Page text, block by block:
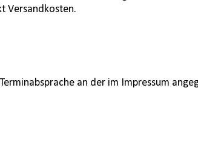
Versandkosten.
an der im Impressum